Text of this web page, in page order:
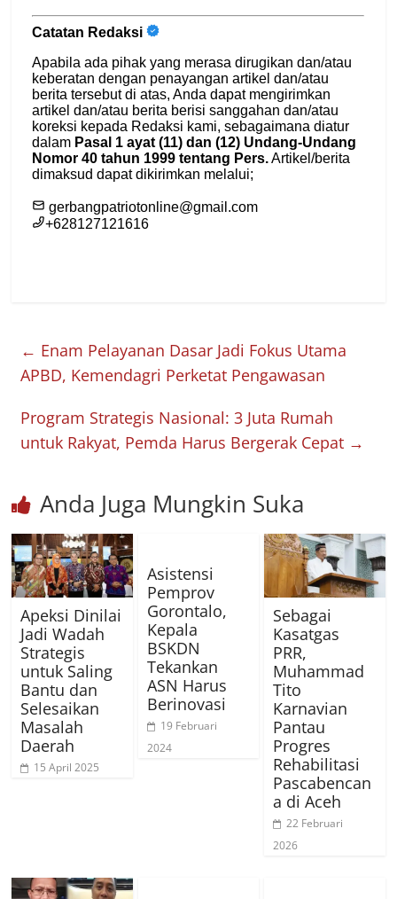
← Enam Pelayanan Dasar Jadi Fokus Utama
APBD, Kemendagri Perketat Pengawasan
Program Strategis Nasional: 3 Juta Rumah
untuk Rakyat, Pemda Harus Bergerak Cepat →
Anda Juga Mungkin Suka
Apeksi Dinilai
Jadi Wadah
Strategis
untuk Saling
Bantu dan
Selesaikan
Masalah
Daerah
15 April 2025
Asistensi
Pemprov
Gorontalo,
Kepala
BSKDN
Tekankan
ASN Harus
Berinovasi
19 Februari
2024
Sebagai
Kasatgas
PRR,
Muhammad
Tito
Karnavian
Pantau
Progres
Rehabilitasi
Pascabencan
a di Aceh
22 Februari
2026